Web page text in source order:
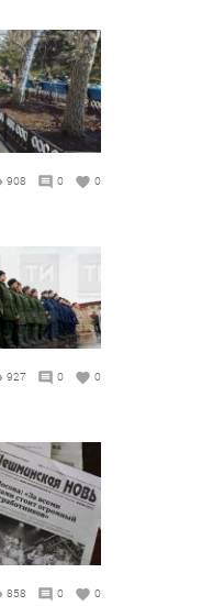
908 0 0
927 0 0
858 0 0